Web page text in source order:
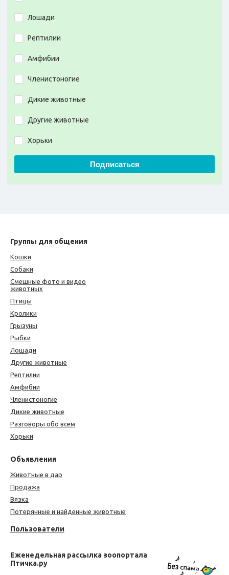
Лошади
Рептилии
Амфибии
Членистоногие
Дикие животные
Другие животные
Хорьки
Подписаться
Группы для общения
Кошки
Собаки
Смешные фото и видео
животных
Птицы
Кролики
Грызуны
Рыбки
Лошади
Другие животные
Рептилии
Амфибии
Членистоногие
Дикие животные
Разговоры обо всем
Хорьки
Объявления
Животные в дар
Продажа
Вязка
Потерянные и найденные животные
Пользователи
Еженедельная рассылка зоопортала
Птичка.ру